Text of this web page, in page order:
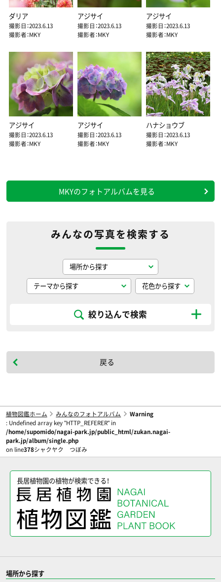
ダリア
撮影日：2023.6.13
撮影者：MKY
アジサイ
撮影日：2023.6.13
撮影者：MKY
アジサイ
撮影日：2023.6.13
撮影者：MKY
アジサイ
撮影日：2023.6.13
撮影者：MKY
アジサイ
撮影日：2023.6.13
撮影者：MKY
ハナショウブ
撮影日：2023.6.13
撮影者：MKY
MKYのフォトアルバムを見る
みんなの写真を検索する
絞り込んで検索
戻る
植物図鑑ホーム みんなのフォトアルバム
Warning
: Undefined array key "HTTP_REFERER" in
/home/supomido/nagai-park.jp/public_html/zukan.nagai-
park.jp/album/single.php
on line378シャクヤク つぼみ
長居植物園の植物が検索できる！
場所から探す